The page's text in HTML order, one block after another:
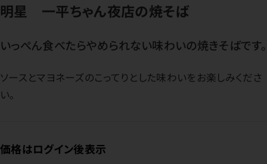
明星 一平ちゃん夜店の焼そば
いっぺん食べたらやめられない味わいの焼きそばです。
ソースとマヨネーズのこってりとした味わいをお楽しみくださ
い。
価格はログイン後表示